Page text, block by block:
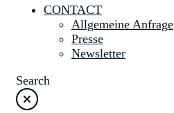
CONTACT
Allgemeine Anfrage
Presse
Newsletter
Search